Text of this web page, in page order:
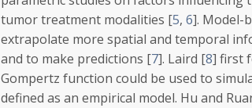
tumor treatment modalities [5, 6]. Model-
extrapolate more spatial and temporal
and to make predictions [7]. Laird [8] first
Gompertz function could be used to
defined as an empirical model. Hu and